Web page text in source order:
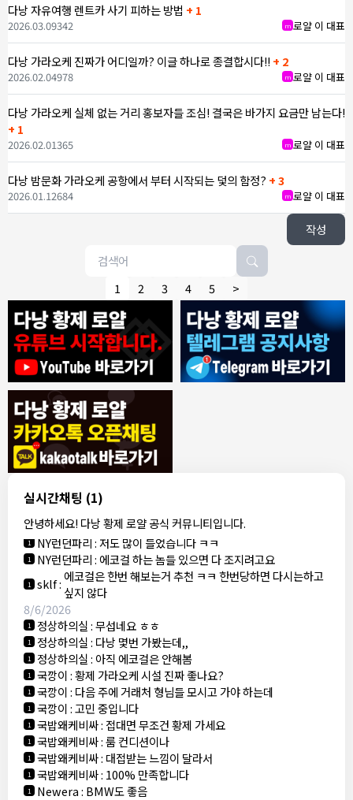
실시간채팅 (1)
안녕하세요! 다낭 황제 로얄 공식 커뮤니티입니다.
8/4/2026
1 모기한테물림:여기도 문의해보면 바로 알려줌
1 모기한테물림:정찰가보다 쌀수 없음
1 결혼안해:ㄹㅇ 팩트 ㅋㅋㅋㅋ
1 결혼안해:ㄹㅇ 팩트 ㅋㅋㅋㅋ
8/5/2026
NY런던파리 :다낭 에코걸 여기서 예약 가능한가요?
1 3군:에코걸 좀 조심 하는게 좋음
1 NY런던파리:저도 많이 들었습니다 ㅋㅋ
1 NY런던파리: 에코걸 하는 놈들 있으면 다 조지려고요
1 sklf: 에코걸은 한번 해보는거 추천 ㅋㅋ 한번당하면 다시는하고
싶지 않다
8/6/2026
1 정상하의실:무섭네요 ㅎㅎ
1 정상하의실: 다낭 몇번 가봤는데,,
1 정상하의실: 아직 에코걸은 안해봄
1 국깡이:황제 가라오케 시설 진짜 좋나요?
1 국깡이: 다음 주에 거래처 형님들 모시고 가야 하는데
1 국깡이:고민 중입니다
1 국밥왜케비싸: 접대면 무조건 황제 가세요
1 국밥왜케비싸:룸 컨디션이나
1 국밥왜케비싸: 대접받는 느낌이 달라서
1 국밥왜케비싸: 100% 만족합니다
1 Newera: BMW도 좋음
다낭 자유여행 렌트카 사기 피하는 방법 + 1
m 로얄 이 대표
2026.03.09342
다낭 가라오케 진짜가 어디일까? 이글 하나로 종결합시다!! + 2
m 로얄 이 대표
2026.02.04978
다낭 가라오케 실체 없는 거리 홍보자들 조심! 결국은 바가지 요금만 남는다!
+ 1
m 로얄 이 대표
2026.02.01365
다낭 밤문화 가라오케 공항에서 부터 시작되는 덫의 함정? + 3
m 로얄 이 대표
2026.01.12684
작성
1 2 3 4 5 >